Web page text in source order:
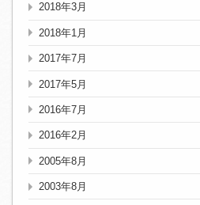
2018年3月
2018年1月
2017年7月
2017年5月
2016年7月
2016年2月
2005年8月
2003年8月